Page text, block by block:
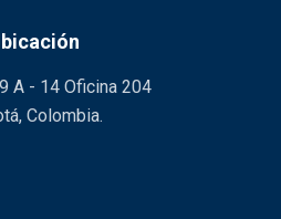
A - 14 Oficina 204
Colombia.